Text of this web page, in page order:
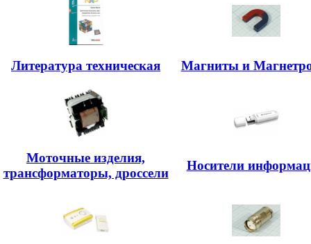
Литература техническая Магниты и
Моточные изделия,
трансформаторы, дроссели
Носители